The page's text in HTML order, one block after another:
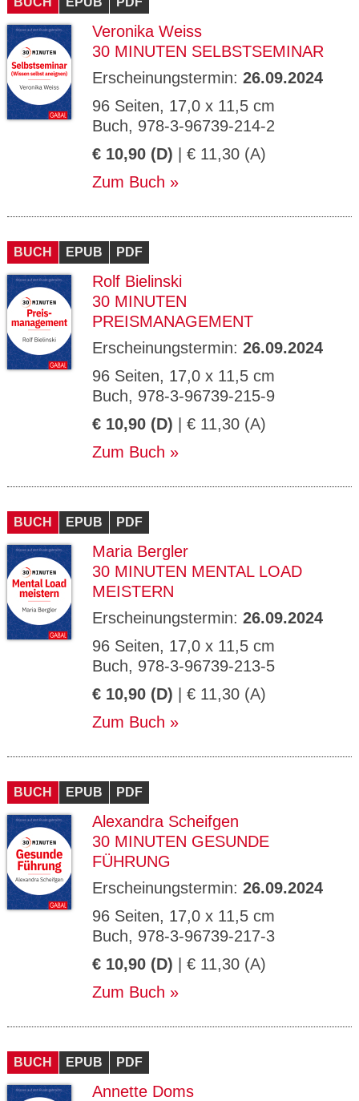
Veronika Weiss
30 MINUTEN SELBSTSEMINAR
Erscheinungstermin: 26.09.2024
96 Seiten, 17,0 x 11,5 cm
Buch, 978-3-96739-214-2
€ 10,90 (D) | € 11,30 (A)
Zum Buch
BUCH EPUB PDF
Rolf Bielinski
30 MINUTEN
PREISMANAGEMENT
Erscheinungstermin: 26.09.2024
96 Seiten, 17,0 x 11,5 cm
Buch, 978-3-96739-215-9
€ 10,90 (D) | € 11,30 (A)
Zum Buch
BUCH EPUB PDF
Maria Bergler
30 MINUTEN MENTAL LOAD
MEISTERN
Erscheinungstermin: 26.09.2024
96 Seiten, 17,0 x 11,5 cm
Buch, 978-3-96739-213-5
€ 10,90 (D) | € 11,30 (A)
Zum Buch
BUCH EPUB PDF
Alexandra Scheifgen
30 MINUTEN GESUNDE
FÜHRUNG
Erscheinungstermin: 26.09.2024
96 Seiten, 17,0 x 11,5 cm
Buch, 978-3-96739-217-3
€ 10,90 (D) | € 11,30 (A)
Zum Buch
BUCH EPUB PDF
Annette Doms